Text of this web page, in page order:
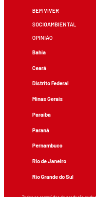
BEM VIVER
SOCIOAMBIENTAL
OPINIÃO
Bahia
Ceará
Distrito Federal
Minas Gerais
Paraíba
Paraná
Pernambuco
Rio de Janeiro
Rio Grande do Sul